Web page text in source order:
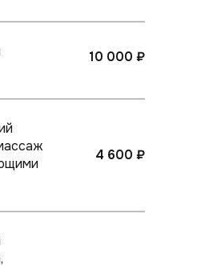
10 000 ₽
4 600 ₽